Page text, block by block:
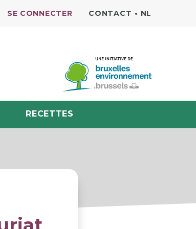
à rechercher
SE CONNECTER CONTACT • NL
RECETTES